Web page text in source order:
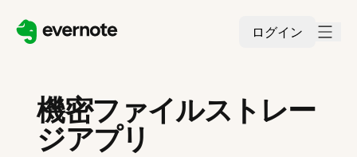
ログイン
機密ファイルストレー
ジアプリ